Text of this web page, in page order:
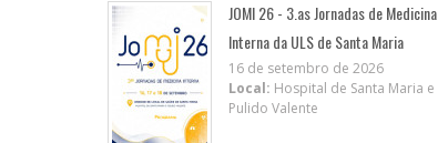
JOMI 26 - 3.as Jornadas de Medicina
Interna da ULS de Santa Maria
16 de setembro de 2026
Local: Hospital de Santa Maria e
Pulido Valente